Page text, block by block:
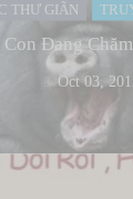
THƯ GIÃN
Con Đang
Oct 03,